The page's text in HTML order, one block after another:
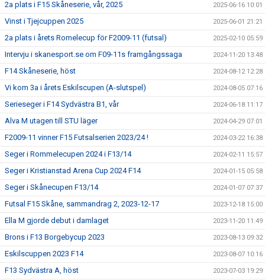
2a plats i F15 Skåneserie, vår, 2025 2025-06-16 10:01
Vinst i Tjejcuppen 2025 2025-06-01 21:21
2a plats i årets Romelecup för F2009-11 (futsal) 2025-02-10 05:59
Intervju i skanesport.se om F09-11s framgångssaga 2024-11-20 13:48
F14 Skåneserie, höst 2024-08-12 12:28
Vi kom 3a i årets Eskilscupen (A-slutspel) 2024-08-05 07:16
Serieseger i F14 Sydvästra B1, vår 2024-06-18 11:17
Alva M utagen till STU läger 2024-04-29 07:01
F2009-11 vinner F15 Futsalserien 2023/24 ! 2024-03-22 16:38
Seger i Rommelecupen 2024 i F13/14 2024-02-11 15:57
Seger i Kristianstad Arena Cup 2024 F14 2024-01-15 05:58
Seger i Skånecupen F13/14 2024-01-07 07:37
Futsal F15 Skåne, sammandrag 2, 2023-12-17 2023-12-18 15:00
Ella M gjorde debut i damlaget 2023-11-20 11:49
Brons i F13 Borgebycup 2023 2023-08-13 09:32
Eskilscuppen 2023 F14 2023-08-07 10:16
F13 Sydvästra A, höst 2023-07-03 19:29